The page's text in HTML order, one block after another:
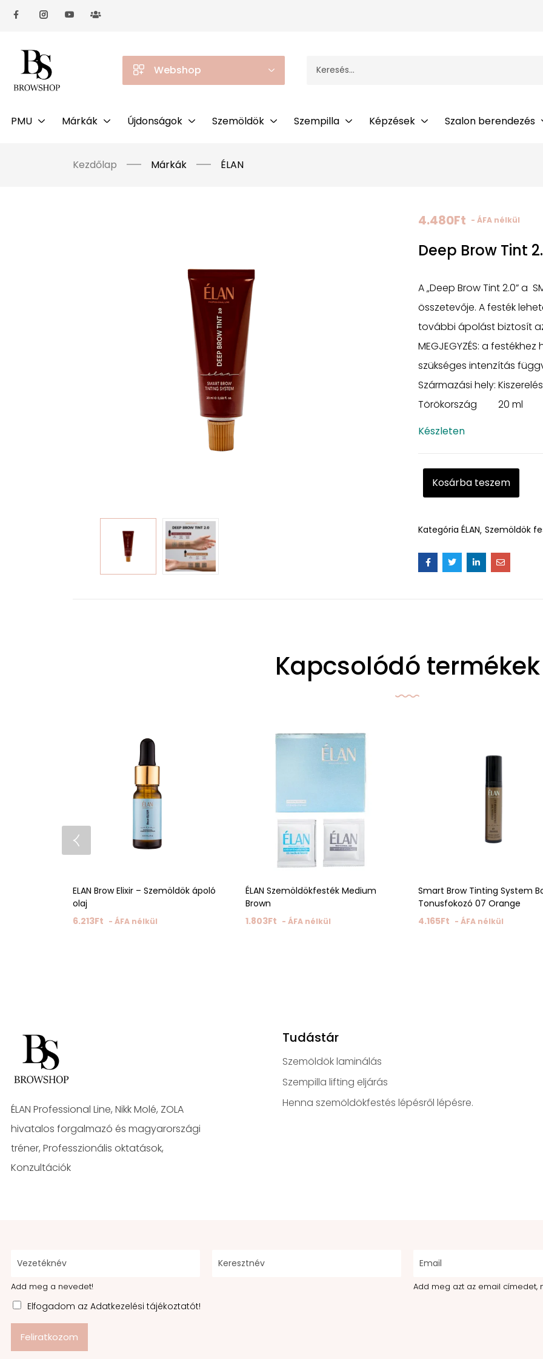
Webshop
PMU Márkák Újdonságok Szemöldök Szempilla Képzések Szalon berendezés
Kezdőlap Márkák ÉLAN
4.480Ft - ÁFA nélkül
Deep Brow Tint
A „Deep Brow Tint 2.0” a
összetevője. A festék
további ápolást biztosít
MEGJEGYZÉS: a
szükséges intenzítás
Származási hely:
Törökország
20 ml
Készleten
Kosárba teszem
Kategória ÉLAN Szemöldök
Kapcsolódó termékek
ELAN Brow Elixir – Szemöldök ápoló
olaj
6.213Ft - ÁFA nélkül
ÉLAN Szemöldökfesték Medium
Brown
1.803Ft - ÁFA nélkül
Smart Brow Tinting System
Tonusfokozó 07 Orange
4.165Ft - ÁFA nélkül
ÉLAN Professional Line, Nikk Molé, ZOLA
hivatalos forgalmazó és magyarországi
tréner, Professzionális oktatások,
Konzultációk
Tudástár
Szemöldök laminálás
Szempilla lifting eljárás
Henna szemöldökfestés lépésről lépésre.
Add meg a nevedet! Add meg azt az email címedet,
Elfogadom az Adatkezelési tájékoztatót!
Feliratkozom